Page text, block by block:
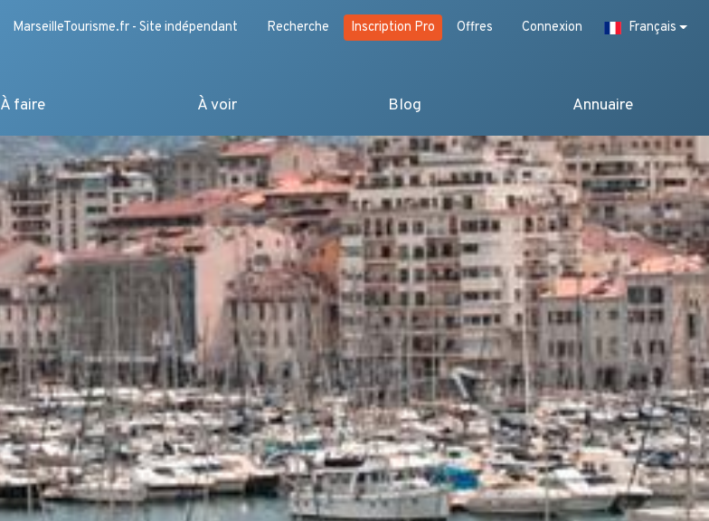
MarseilleTourisme.fr - Site indépendant Recherche Inscription Pro Offres Connexion Français
À faire À voir Blog Annuaire